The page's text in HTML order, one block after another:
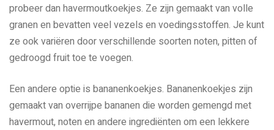
probeer dan havermoutkoekjes. Ze zijn gemaakt van volle
granen en bevatten veel vezels en voedingsstoffen. Je kunt
ze ook variëren door verschillende soorten noten, pitten of
gedroogd fruit toe te voegen.
Een andere optie is bananenkoekjes. Bananenkoekjes zijn
gemaakt van overrijpe bananen die worden gemengd met
havermout, noten en andere ingrediënten om een lekkere